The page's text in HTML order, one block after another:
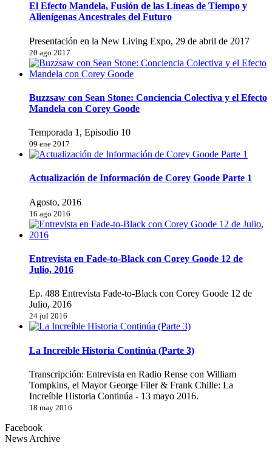
El Efecto Mandela, Fusión de las Líneas de Tiempo y
Alienígenas Ancestrales del Futuro
Presentación en la New Living Expo, 29 de abril de 2017
20 ago 2017
Buzzsaw con Sean Stone: Conciencia Colectiva y el Efecto
Mandela con Corey Goode
Temporada 1, Episodio 10
09 ene 2017
Actualización de Información de Corey Goode Parte 1
Agosto, 2016
16 ago 2016
Entrevista en Fade-to-Black con Corey Goode 12 de
Julio, 2016
Ep. 488 Entrevista Fade-to-Black con Corey Goode 12 de
Julio, 2016
24 jul 2016
La Increíble Historia Continúa (Parte 3)
Transcripción: Entrevista en Radio Rense con William
Tompkins, el Mayor George Filer & Frank Chille: La
Increíble Historia Continúa - 13 mayo 2016.
18 may 2016
Facebook
News Archive